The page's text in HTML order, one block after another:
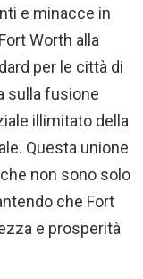
e minacce in
Worth alla
per le città di
sulla fusione
illimitato della
Questa unione
non sono solo
che Fort
e prosperità